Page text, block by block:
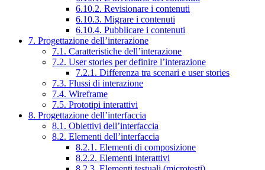
6.10.2. Revisionare i contenuti
6.10.3. Migrare i contenuti
6.10.4. Pubblicare i contenuti
7. Progettazione dell’interazione
7.1. Caratteristiche dell’interazione
7.2. User stories per definire l’interazione
7.2.1. Differenza tra scenari e user stories
7.3. Flussi di interazione
7.4. Wireframe
7.5. Prototipi interattivi
8. Progettazione dell’interfaccia
8.1. Obiettivi dell’interfaccia
8.2. Elementi dell’interfaccia
8.2.1. Elementi di composizione
8.2.2. Elementi interattivi